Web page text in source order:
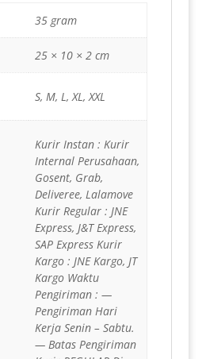
35 gram
25 × 10 × 2 cm
S, M, L, XL, XXL
Kurir Instan : Kurir
Internal Perusahaan,
Gosent, Grab,
Deliveree, Lalamove
Kurir Regular : JNE
Express, J&T Express,
SAP Express Kurir
Kargo : JNE Kargo, JT
Kargo Waktu
Pengiriman : —
Pengiriman Hari
Kerja Senin – Sabtu.
— Batas Pengiriman